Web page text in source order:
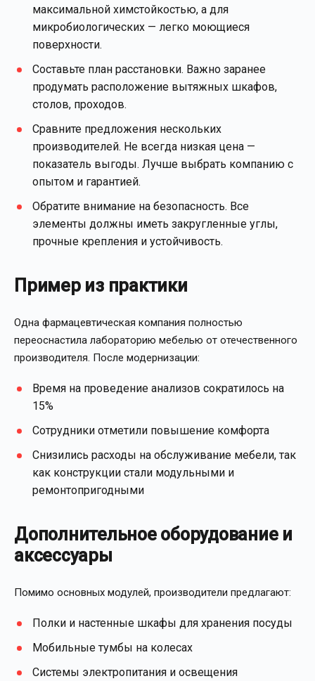
максимальной химстойкостью, а для
микробиологических — легко моющиеся
поверхности.
Составьте план расстановки. Важно заранее
продумать расположение вытяжных шкафов,
столов, проходов.
Сравните предложения нескольких
производителей. Не всегда низкая цена —
показатель выгоды. Лучше выбрать компанию с
опытом и гарантией.
Обратите внимание на безопасность. Все
элементы должны иметь закругленные углы,
прочные крепления и устойчивость.
Пример из практики
Одна фармацевтическая компания полностью
переоснастила лабораторию мебелью от отечественного
производителя. После модернизации:
Время на проведение анализов сократилось на
15%
Сотрудники отметили повышение комфорта
Снизились расходы на обслуживание мебели, так
как конструкции стали модульными и
ремонтопригодными
Дополнительное оборудование и
аксессуары
Помимо основных модулей, производители предлагают:
Полки и настенные шкафы для хранения посуды
Мобильные тумбы на колесах
Системы электропитания и освещения